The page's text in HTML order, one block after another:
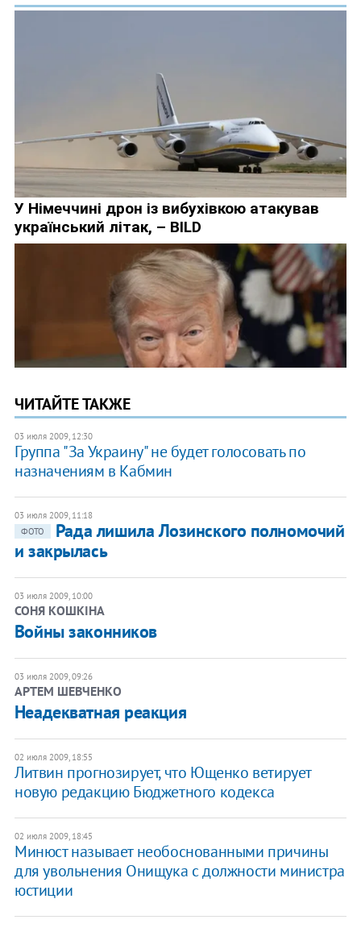
ЧИТАЙТЕ ТАКЖЕ
03 июля 2009, 12:30
Группа "За Украину" не будет голосовать по
назначениям в Кабмин
03 июля 2009, 11:18
ФОТО
Рада лишила Лозинского полномочий
и закрылась
03 июля 2009, 10:00
СОНЯ КОШКІНА
Войны законников
03 июля 2009, 09:26
АРТЕМ ШЕВЧЕНКО
Неадекватная реакция
02 июля 2009, 18:55
Литвин прогнозирует, что Ющенко ветирует
новую редакцию Бюджетного кодекса
02 июля 2009, 18:45
Минюст называет необоснованными причины
для увольнения Онищука с должности министра
юстиции